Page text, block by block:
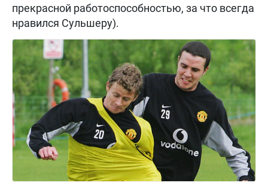
прекрасной работоспособностью, за что всегда
нравился Сульшеру).